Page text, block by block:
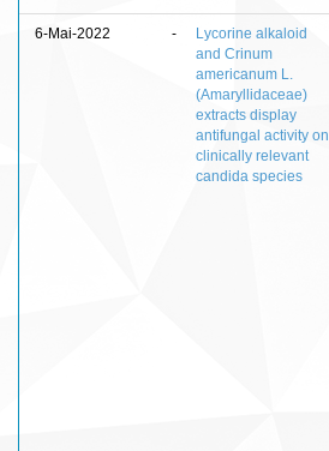
6-Mai-2022 -
Lycorine alkaloid
and Crinum
americanum L.
(Amaryllidaceae)
extracts display
antifungal activity on
clinically relevant
candida species